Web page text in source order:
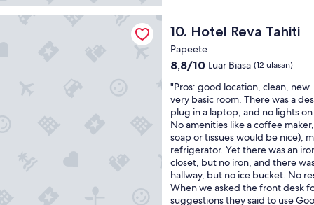
v
r
y
f
r
i
e
n
d
l
y
a
n
d
t
e
r
e
w
a
n
'
t
o
n
e
t
h
a
ulasan)
10. Hotel Reva Tahiti
Hotel Reva Tahiti
Papeete
8.8
10,
Luar
Biasa,
(12
ulasan)
8,8/10 Luar Biasa (12 ulasan)
"
P
r
o
s
:
g
o
o
d
"Pros: good location, clean, new.
very basic room. There was a
plug in a laptop, and no lights
No amenities like a coffee
soap or tissues would be nice),
refrigerator. Yet there was an
closet, but no iron, and there
hallway, but no ice bucket. No
When we asked the front desk
suggestions they said to use
Tahiti